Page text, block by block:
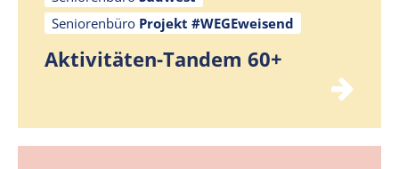
Seniorenbüro Projekt #WEGEweisend
Aktivitäten-Tandem 60+